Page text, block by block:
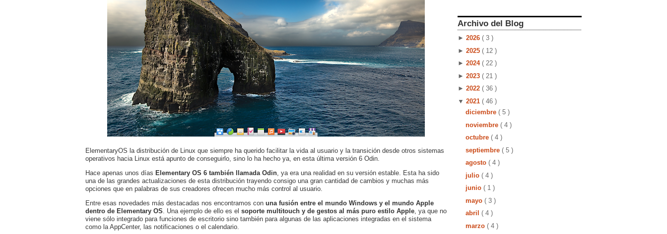
ElementaryOS la distribución de Linux que siempre ha querido facilitar la vida al usuario y la transición desde otros sistemas
operativos hacia Linux está apunto de conseguirlo, sino lo ha hecho ya, en esta última versión 6 Odin.
Hace apenas unos días Elementary OS 6 también llamada Odin , ya era una realidad en su versión estable. Esta ha sido
una de las grandes actualizaciones de esta distribución trayendo consigo una gran cantidad de cambios y muchas más
opciones que en palabras de sus creadores ofrecen mucho más control al usuario.
Entre esas novedades más destacadas nos encontramos con una fusión entre el mundo Windows y el mundo Apple
dentro de Elementary OS . Una ejemplo de ello es el soporte multitouch y de gestos al más puro estilo Apple , ya que no
viene sólo integrado para funciones de escritorio sino también para algunas de las aplicaciones integradas en el sistema
como la AppCenter, las notificaciones o el calendario.
Archivo del Blog
► 2026 ( 3 )
► 2025 ( 12 )
► 2024 ( 22 )
► 2023 ( 21 )
► 2022 ( 36 )
▼ 2021 ( 46 )
diciembre ( 5 )
noviembre ( 4 )
octubre ( 4 )
septiembre ( 5 )
agosto ( 4 )
julio ( 4 )
junio ( 1 )
mayo ( 3 )
abril ( 4 )
marzo ( 4 )